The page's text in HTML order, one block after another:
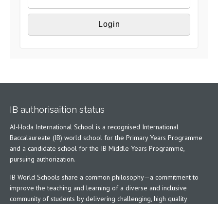
IB authorisaition status
Al-Hoda International School is a recognised International
Baccalaureate (IB) world school for the Primary Years Programme
and a candidate school for the IB Middle Years Programme,
pursuing authorization.
IB World Schools share a common philosophy—a commitment to
improve the teaching and learning of a diverse and inclusive
community of students by delivering challenging, high quality